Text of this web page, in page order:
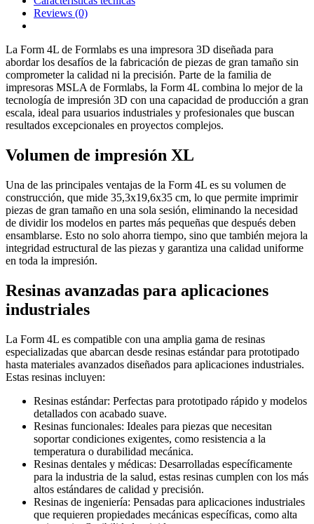
Reviews (0)
La Form 4L de Formlabs es una impresora 3D diseñada para
abordar los desafíos de la fabricación de piezas de gran tamaño sin
comprometer la calidad ni la precisión. Parte de la familia de
impresoras MSLA de Formlabs, la Form 4L combina lo mejor de la
tecnología de impresión 3D con una capacidad de producción a gran
escala, ideal para usuarios industriales y profesionales que buscan
resultados excepcionales en proyectos complejos.
Volumen de impresión XL
Una de las principales ventajas de la Form 4L es su volumen de
construcción, que mide 35,3x19,6x35 cm, lo que permite imprimir
piezas de gran tamaño en una sola sesión, eliminando la necesidad
de dividir los modelos en partes más pequeñas que después deben
ensamblarse. Esto no solo ahorra tiempo, sino que también mejora la
integridad estructural de las piezas y garantiza una calidad uniforme
en toda la impresión.
Resinas avanzadas para aplicaciones
industriales
La Form 4L es compatible con una amplia gama de resinas
especializadas que abarcan desde resinas estándar para prototipado
hasta materiales avanzados diseñados para aplicaciones industriales.
Estas resinas incluyen:
Resinas estándar: Perfectas para prototipado rápido y modelos
detallados con acabado suave.
Resinas funcionales: Ideales para piezas que necesitan
soportar condiciones exigentes, como resistencia a la
temperatura o durabilidad mecánica.
Resinas dentales y médicas: Desarrolladas específicamente
para la industria de la salud, estas resinas cumplen con los más
altos estándares de calidad y precisión.
Resinas de ingeniería: Pensadas para aplicaciones industriales
que requieren propiedades mecánicas específicas, como alta